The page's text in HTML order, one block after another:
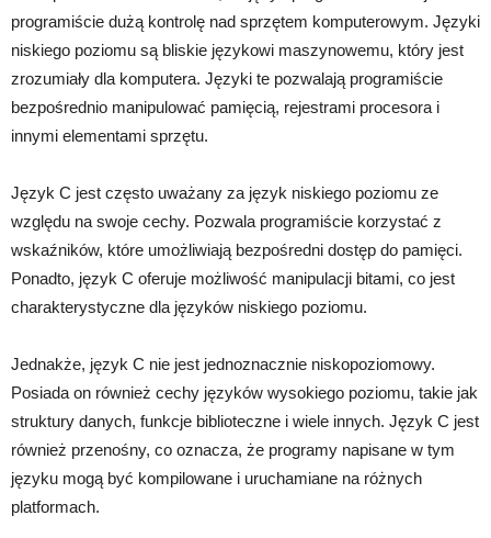
programiście dużą kontrolę nad sprzętem komputerowym. Języki
niskiego poziomu są bliskie językowi maszynowemu, który jest
zrozumiały dla komputera. Języki te pozwalają programiście
bezpośrednio manipulować pamięcią, rejestrami procesora i
innymi elementami sprzętu.
Język C jest często uważany za język niskiego poziomu ze
względu na swoje cechy. Pozwala programiście korzystać z
wskaźników, które umożliwiają bezpośredni dostęp do pamięci.
Ponadto, język C oferuje możliwość manipulacji bitami, co jest
charakterystyczne dla języków niskiego poziomu.
Jednakże, język C nie jest jednoznacznie niskopoziomowy.
Posiada on również cechy języków wysokiego poziomu, takie jak
struktury danych, funkcje biblioteczne i wiele innych. Język C jest
również przenośny, co oznacza, że programy napisane w tym
języku mogą być kompilowane i uruchamiane na różnych
platformach.